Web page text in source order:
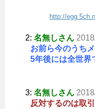
http://
2: 名無しさん
お前ら今のうち
5年後には全世界
3: 名無しさん
反対するのは取